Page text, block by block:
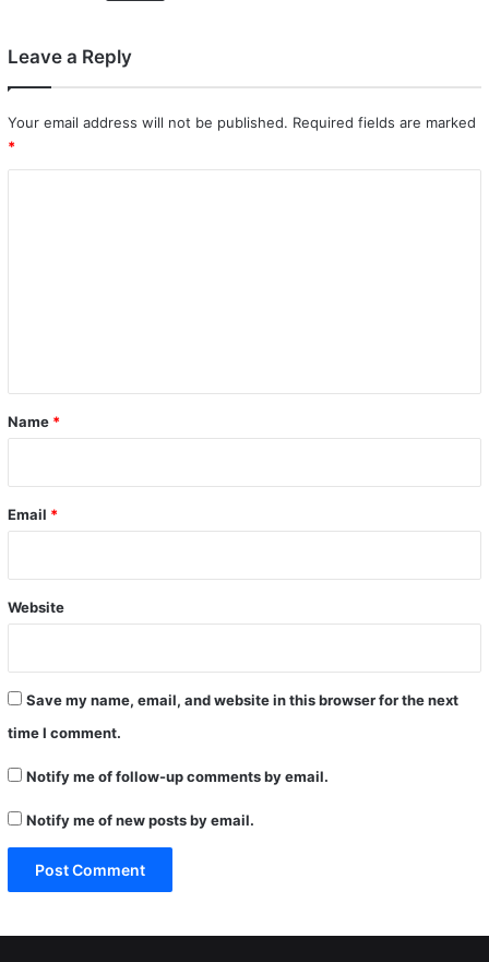
Leave a Reply
Your email address will not be published. Required fields are marked
*
*
Name *
Email *
Website
Save my name, email, and website in this browser for the next
time I comment.
Notify me of follow-up comments by email.
Notify me of new posts by email.